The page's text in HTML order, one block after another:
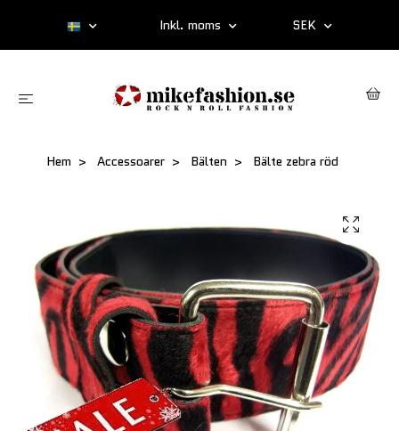
Inkl. moms SEK
Hem Accessoarer Bälten Bälte zebra röd